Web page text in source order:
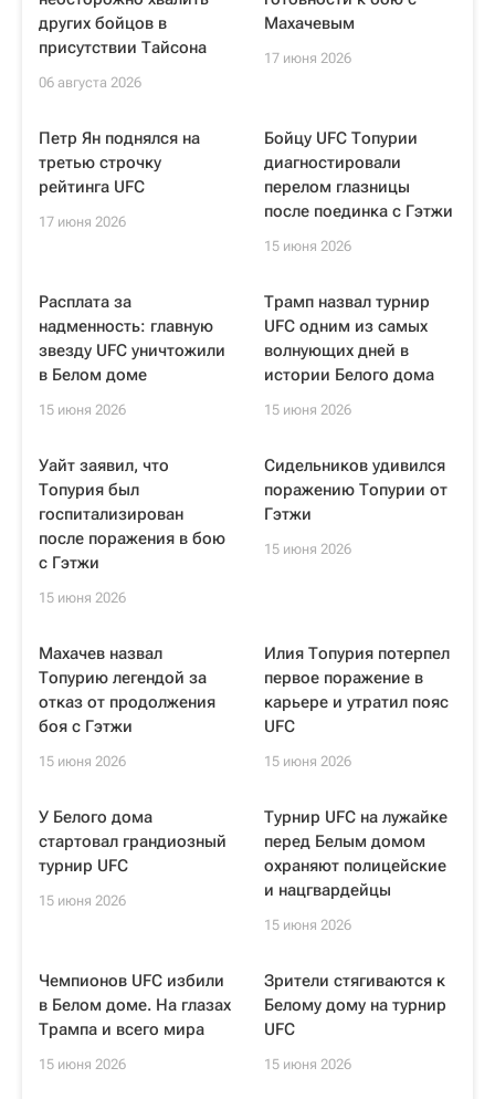
других бойцов в
присутствии Тайсона
06 августа 2026
Махачевым
17 июня 2026
Петр Ян поднялся на
третью строчку
рейтинга UFC
17 июня 2026
Бойцу UFC Топурии
диагностировали
перелом глазницы
после поединка с Гэтжи
15 июня 2026
Расплата за
надменность: главную
звезду UFC уничтожили
в Белом доме
15 июня 2026
Трамп назвал турнир
UFC одним из самых
волнующих дней в
истории Белого дома
15 июня 2026
Уайт заявил, что
Топурия был
госпитализирован
после поражения в бою
с Гэтжи
15 июня 2026
Сидельников удивился
поражению Топурии от
Гэтжи
15 июня 2026
Махачев назвал
Топурию легендой за
отказ от продолжения
боя с Гэтжи
15 июня 2026
Илия Топурия потерпел
первое поражение в
карьере и утратил пояс
UFC
15 июня 2026
У Белого дома
стартовал грандиозный
турнир UFC
15 июня 2026
Турнир UFC на лужайке
перед Белым домом
охраняют полицейские
и нацгвардейцы
15 июня 2026
Чемпионов UFC избили
в Белом доме. На глазах
Трампа и всего мира
15 июня 2026
Зрители стягиваются к
Белому дому на турнир
UFC
15 июня 2026